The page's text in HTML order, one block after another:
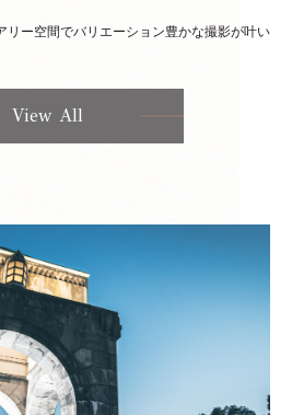
リー空間でバリエーション豊かな撮影が叶い
View All